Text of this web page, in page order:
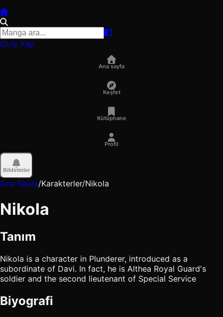
Giriş Yap
Ana sayfa
Keşfet
Kütüphane
Profil
Bildirimler
Ana Sayfa/Karakterler/Nikola
Nikola
Tanım
Nikola is a character in Plunderer, introduced as a
subordinate of Davi. In fact, he is Althea Royal Guard's
soldier and the second lieutenant of Special Service
Biyografi